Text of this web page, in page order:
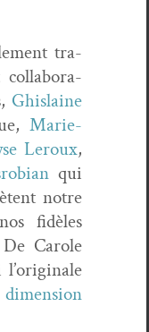
tra­
col­lab­o­ra­
Ghis­laine
Marie-
Ler­oux,
qui
notre
fidèles
Car­ole